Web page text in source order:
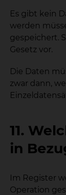
Es gibt kein
werden
gespeichert.
Gesetz vor.
Die Daten
zwar dann,
11.
in
Im Register
Operation